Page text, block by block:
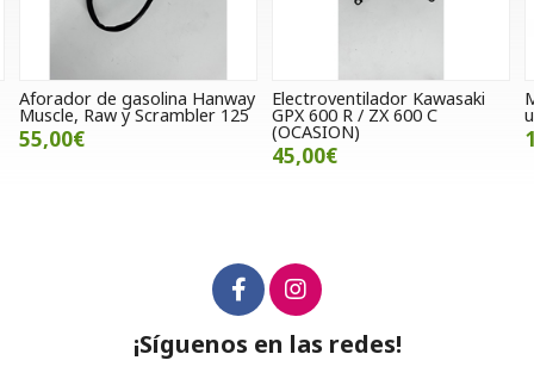
125
Electroventilador Kawasaki
GPX 600 R / ZX 600 C
(OCASION)
45,00€
Maleta lateral izquierda
universal Vramack
175,00€
¡Síguenos en las redes!